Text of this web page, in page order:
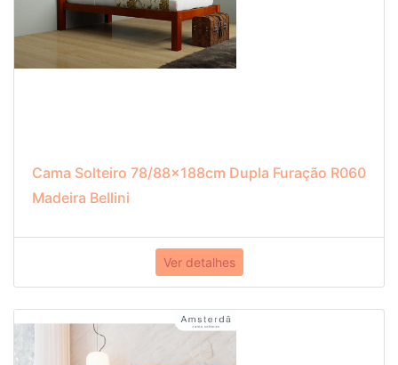
Cama Solteiro 78/88x188cm Dupla Furação R060
Madeira Bellini
Ver detalhes